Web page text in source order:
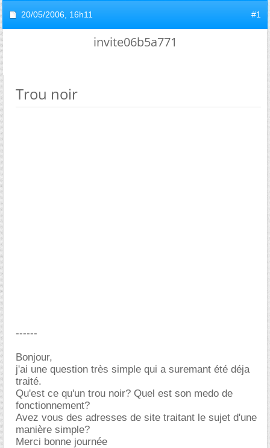
20/05/2006, 16h11 #1
invite06b5a771
Trou noir
------
Bonjour,
j'ai une question très simple qui a suremant été déja
traité.
Qu'est ce qu'un trou noir? Quel est son medo de
fonctionnement?
Avez vous des adresses de site traitant le sujet d'une
manière simple?
Merci bonne journée